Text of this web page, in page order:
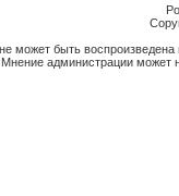
может быть
Мнение администрации может